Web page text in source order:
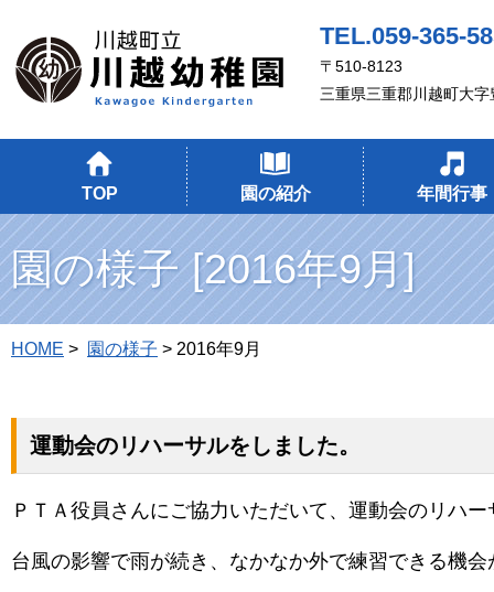
TEL.059-365-
〒510-8123
三重県三重郡川越町大
TOP 園の紹介 年間行事
園の様子 [2016年9月]
HOME > 園の様子 > 2016年9月
運動会のリハーサルをしました。
ＰＴＡ役員さんにご協力いただいて、運動会のリハ
台風の影響で雨が続き、なかなか外で練習できる機